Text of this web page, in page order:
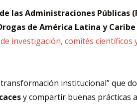
las Administraciones Públicas
de América Latina y Caribe
investigación, comités científicos
institucional” que
y compartir buenas prácticas